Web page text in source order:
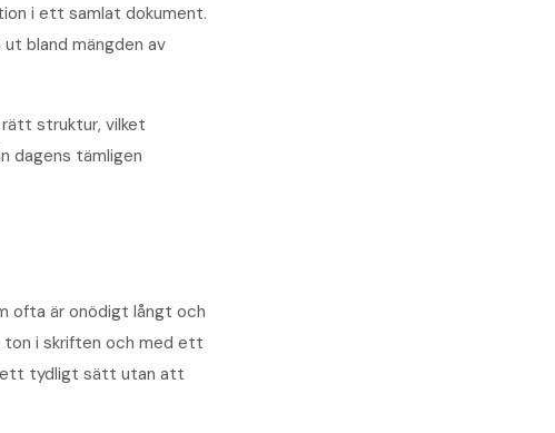
i ett samlat dokument.
bland mängden av
rätt struktur, vilket
dagens tämligen
ofta är onödigt långt och
ton i skriften och med ett
ett tydligt sätt utan att